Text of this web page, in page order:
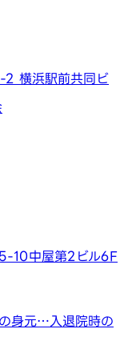
2 横浜駅前共同ビ
10中屋第2ビル6F
身元… 入退院時の